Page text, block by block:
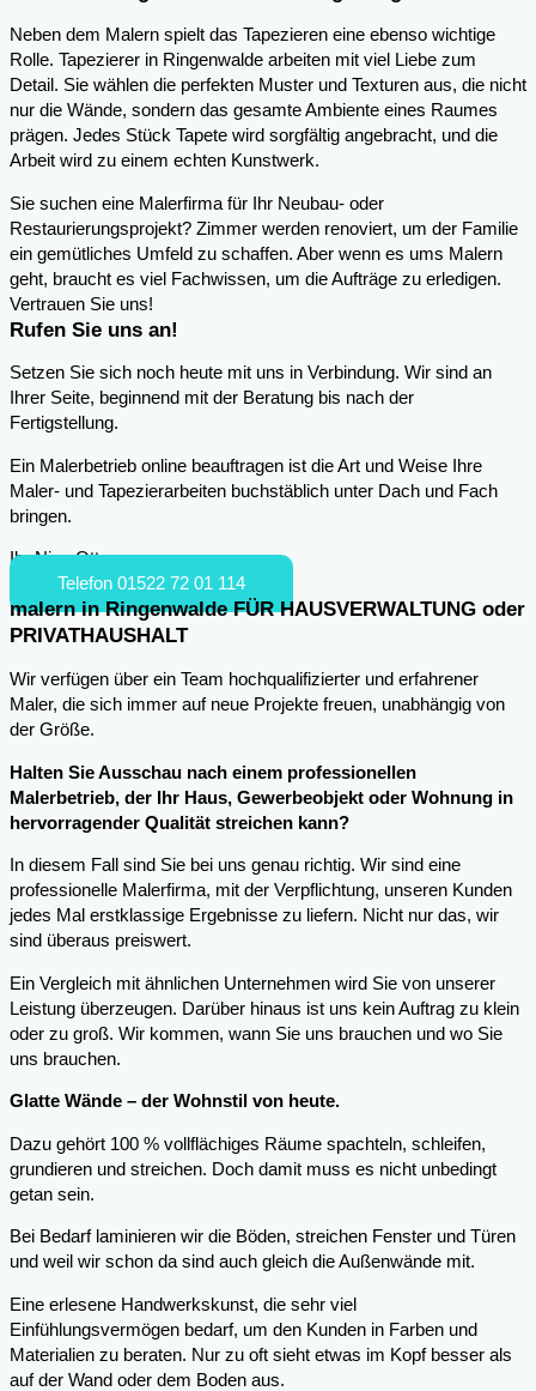
Neben dem Malern spielt das Tapezieren eine ebenso wichtige
Rolle. Tapezierer in Ringenwalde arbeiten mit viel Liebe zum
Detail. Sie wählen die perfekten Muster und Texturen aus, die nicht
nur die Wände, sondern das gesamte Ambiente eines Raumes
prägen. Jedes Stück Tapete wird sorgfältig angebracht, und die
Arbeit wird zu einem echten Kunstwerk.
Sie suchen eine Malerfirma für Ihr Neubau- oder
Restaurierungsprojekt? Zimmer werden renoviert, um der Familie
ein gemütliches Umfeld zu schaffen. Aber wenn es ums Malern
geht, braucht es viel Fachwissen, um die Aufträge zu erledigen.
Vertrauen Sie uns!
Rufen Sie uns an!
Setzen Sie sich noch heute mit uns in Verbindung. Wir sind an
Ihrer Seite, beginnend mit der Beratung bis nach der
Fertigstellung.
Ein Malerbetrieb online beauftragen ist die Art und Weise Ihre
Maler- und Tapezierarbeiten buchstäblich unter Dach und Fach
bringen.
Ihr Nico Otto
Telefon 01522 72 01 114
malern in Ringenwalde FÜR HAUSVERWALTUNG oder
PRIVATHAUSHALT
Wir verfügen über ein Team hochqualifizierter und erfahrener
Maler, die sich immer auf neue Projekte freuen, unabhängig von
der Größe.
Halten Sie Ausschau nach einem professionellen
Malerbetrieb, der Ihr Haus, Gewerbeobjekt oder Wohnung in
hervorragender Qualität streichen kann?
In diesem Fall sind Sie bei uns genau richtig. Wir sind eine
professionelle Malerfirma, mit der Verpflichtung, unseren Kunden
jedes Mal erstklassige Ergebnisse zu liefern. Nicht nur das, wir
sind überaus preiswert.
Ein Vergleich mit ähnlichen Unternehmen wird Sie von unserer
Leistung überzeugen. Darüber hinaus ist uns kein Auftrag zu klein
oder zu groß. Wir kommen, wann Sie uns brauchen und wo Sie
uns brauchen.
Glatte Wände – der Wohnstil von heute.
Dazu gehört 100 % vollflächiges Räume spachteln, schleifen,
grundieren und streichen. Doch damit muss es nicht unbedingt
getan sein.
Bei Bedarf laminieren wir die Böden, streichen Fenster und Türen
und weil wir schon da sind auch gleich die Außenwände mit.
Eine erlesene Handwerkskunst, die sehr viel
Einfühlungsvermögen bedarf, um den Kunden in Farben und
Materialien zu beraten. Nur zu oft sieht etwas im Kopf besser als
auf der Wand oder dem Boden aus.